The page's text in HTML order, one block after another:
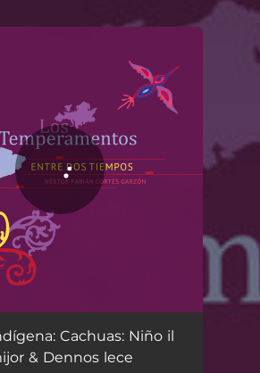
Suite Indígena: Cachuas: Niño il mijor & Dennos lecencia 04:10
Cachuas: Niño il
& Dennos lece